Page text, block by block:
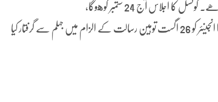
اجلاس آج 24 ستمبر کوهوگا،
جس میں انجینئر مرزا پر لگائے گئے الزامات اور متعلقہ ایف آئی آر کا جائزہ لیا جائے گا مرزا انجینئر کو 26 اگست توہین رسالت کے الزام میں جہلم سے گرفتار کیا